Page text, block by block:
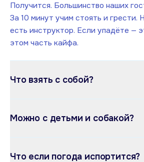
Получится. Большинство наших
За 10 минут учим стоять и грести.
есть инструктор. Если упадёте —
этом часть кайфа.
Что взять с собой?
полотенце, крем от солнца. Доску,
Можно с детьми и собакой?
родителем и по согласованию. С
Что если погода испортится?